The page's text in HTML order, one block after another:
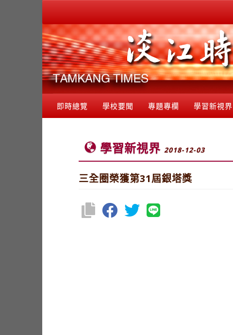
即時總覽 學校要聞 專題專欄 學習新視界
學習新視界 2018-12-03
三全圈榮獲第31屆銀塔獎